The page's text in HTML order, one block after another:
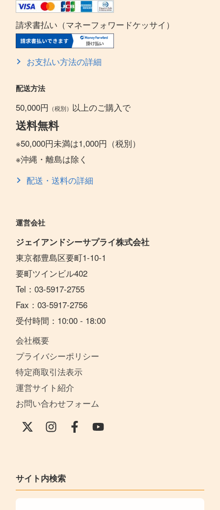
請求書払い（マネーフォワードケッサイ）
お支払い方法の詳細
配送方法
50,000円 （税別） 以上のご購入で
送料無料
※50,000円未満は1,000円（税別）
※沖縄・離島は除く
配送・送料の詳細
運営会社
ジェイアンドシーサプライ株式会社
東京都豊島区要町1-10-1
要町ツインビル402
Tel：03-5917-2755
Fax：03-5917-2756
受付時間：10:00 - 18:00
会社概要
プライバシーポリシー
特定商取引法表示
運営サイト紹介
お問い合わせフォーム
サイト内検索